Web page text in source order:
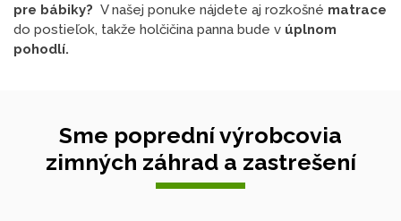
pre bábiky? V našej ponuke nájdete aj rozkošné matrace
do postieľok, takže holčičina panna bude v úplnom
pohodlí.
Sme poprední výrobcovia
zimných záhrad a zastrešení